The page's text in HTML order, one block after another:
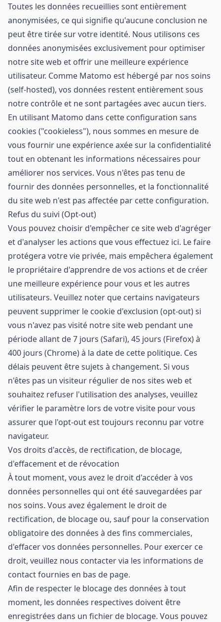
Toutes les données recueillies sont entièrement
anonymisées, ce qui signifie qu'aucune conclusion ne
peut être tirée sur votre identité. Nous utilisons ces
données anonymisées exclusivement pour optimiser
notre site web et offrir une meilleure expérience
utilisateur. Comme Matomo est hébergé par nos soins
(self-hosted), vos données restent entièrement sous
notre contrôle et ne sont partagées avec aucun tiers.
En utilisant Matomo dans cette configuration sans
cookies ("cookieless"), nous sommes en mesure de
vous fournir une expérience axée sur la confidentialité
tout en obtenant les informations nécessaires pour
améliorer nos services. Vous n'êtes pas tenu de
fournir des données personnelles, et la fonctionnalité
du site web n'est pas affectée par cette configuration.
Refus du suivi (Opt-out)
Vous pouvez choisir d'empêcher ce site web d'agréger
et d'analyser les actions que vous effectuez ici. Le faire
protégera votre vie privée, mais empêchera également
le propriétaire d'apprendre de vos actions et de créer
une meilleure expérience pour vous et les autres
utilisateurs. Veuillez noter que certains navigateurs
peuvent supprimer le cookie d'exclusion (opt-out) si
vous n'avez pas visité notre site web pendant une
période allant de 7 jours (Safari), 45 jours (Firefox) à
400 jours (Chrome) à la date de cette politique. Ces
délais peuvent être sujets à changement. Si vous
n'êtes pas un visiteur régulier de nos sites web et
souhaitez refuser l'utilisation des analyses, veuillez
vérifier le paramètre lors de votre visite pour vous
assurer que l'opt-out est toujours reconnu par votre
navigateur.
Vos droits d'accès, de rectification, de blocage,
d'effacement et de révocation
À tout moment, vous avez le droit d'accéder à vos
données personnelles qui ont été sauvegardées par
nos soins. Vous avez également le droit de
rectification, de blocage ou, sauf pour la conservation
obligatoire des données à des fins commerciales,
d'effacer vos données personnelles. Pour exercer ce
droit, veuillez nous contacter via les informations de
contact fournies en bas de page.
Afin de respecter le blocage des données à tout
moment, les données respectives doivent être
enregistrées dans un fichier de blocage. Vous pouvez